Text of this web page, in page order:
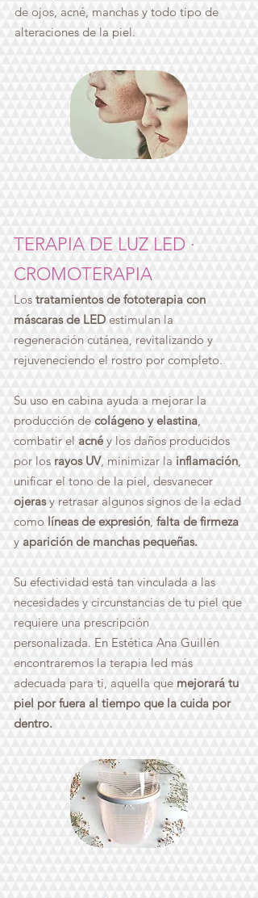
de ojos, acné, manchas y todo tipo de
alteraciones de la piel.
TERAPIA DE LUZ LED ·
CROMOTERAPIA
Los tratamientos de fototerapia con
máscaras de LED estimulan la
regeneración cutánea, revitalizando y
rejuveneciendo el rostro por completo.
Su uso en cabina ayuda a mejorar la
producción de colágeno y elastina,
combatir el acné y los daños producidos
por los rayos UV, minimizar la inflamación,
unificar el tono de la piel, desvanecer
ojerasy retrasar algunos signos de la edad
como líneas de expresión, falta de firmeza
y aparición de manchas pequeñas.
Su efectividad está tan vinculada a las
necesidades y circunstancias de tu piel que
requiere una prescripción
personalizada. En Estética Ana Guillén
encontraremos la terapia led más
adecuada para ti, aquella que mejorará tu
piel por fuera al tiempo que la cuida por
dentro.